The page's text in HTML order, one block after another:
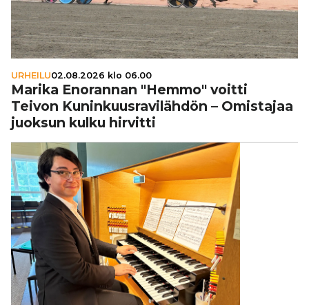
URHEILU02.08.2026 klo 06.00
Marika Enorannan "Hemmo" voitti
Teivon Kunin­kuus­ra­vi­läh­dön – Omistajaa
juoksun kulku hirvitti